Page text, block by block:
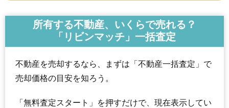
所有する不動産、いくらで売れる？
「リビンマッチ」一括査定
不動産を売却するなら、まずは「不動産一括査定」で
売却価格の目安を知ろう。
「無料査定スタート」を押すだけで、現在表示してい